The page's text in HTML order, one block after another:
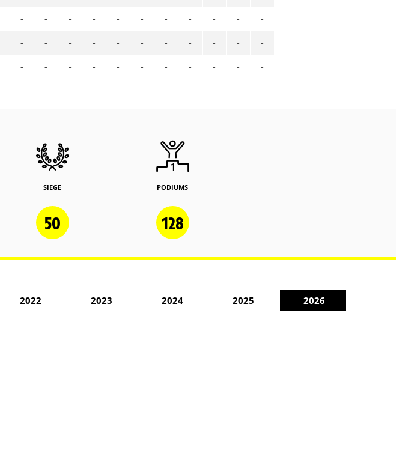
-
-
-
-
-
-
-
-
-
-
-
-
-
-
-
-
-
-
-
-
-
-
-
-
-
-
-
-
-
-
-
-
-
SIEGE
50
PODIUMS
128
2022 2023 2024 2025 2026